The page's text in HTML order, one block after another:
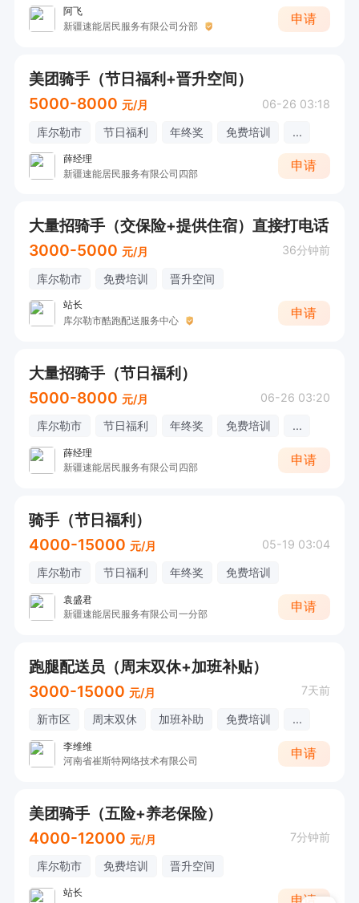
阿飞
新疆速能居民服务有限公司分部
申请
美团骑手（节日福利+晋升空间）
5000-8000 元/月 06-26 03:18
库尔勒市 节日福利 年终奖 免费培训 ...
薛经理
新疆速能居民服务有限公司四部
申请
大量招骑手（交保险+提供住宿）直接打电话
3000-5000 元/月 36分钟前
库尔勒市 免费培训 晋升空间
站长
库尔勒市酷跑配送服务中心
申请
大量招骑手（节日福利）
5000-8000 元/月 06-26 03:20
库尔勒市 节日福利 年终奖 免费培训 ...
薛经理
新疆速能居民服务有限公司四部
申请
骑手（节日福利）
4000-15000 元/月 05-19 03:04
库尔勒市 节日福利 年终奖 免费培训
袁盛君
新疆速能居民服务有限公司一分部
申请
跑腿配送员（周末双休+加班补贴）
3000-15000 元/月 7天前
新市区 周末双休 加班补助 免费培训 ...
李维维
河南省崔斯特网络技术有限公司
申请
美团骑手（五险+养老保险）
4000-12000 元/月 7分钟前
库尔勒市 免费培训 晋升空间
站长